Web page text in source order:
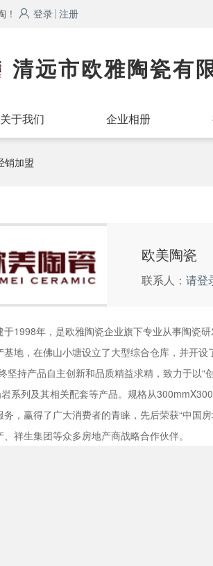
！ 登录 注册
清远市欧雅陶瓷有
关于我们 企业相册
销加盟
欧美陶瓷
联系人： 请登
于1998年，是欧雅陶瓷企业旗下专业从事陶瓷
地，在佛山小塘设立了大型综合仓库，并开
坚持产品自主创新和品质精益求精，致力于以
系列及其相关配套等产品。规格从
，赢得了广大消费者的青睐，先后荣获“中国
祥生集团等众多房地产商战略合作伙伴。